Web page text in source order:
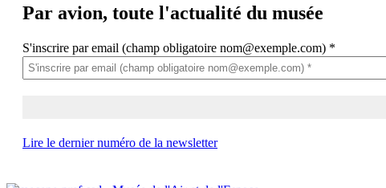
Par avion, toute l'actualité du musée
S'inscrire par email (champ obligatoire nom@exemple.com) *
Lire le dernier numéro de la newsletter